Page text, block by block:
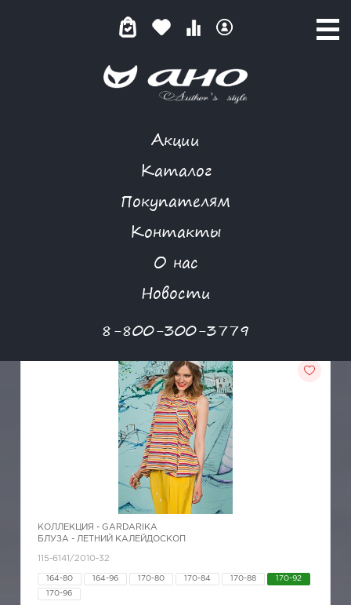
Акции
Каталог
Покупателям
Контакты
О нас
Новости
8-800-300-3779
GARDARIKA
КОЛЛЕКЦИЯ - GARDARIKA
БЛУЗА - ЛЕТНИЙ КАЛЕЙДОСКОП
115-6141/2010-32
164-80 164-96 170-80 170-84 170-88 170-92
170-96